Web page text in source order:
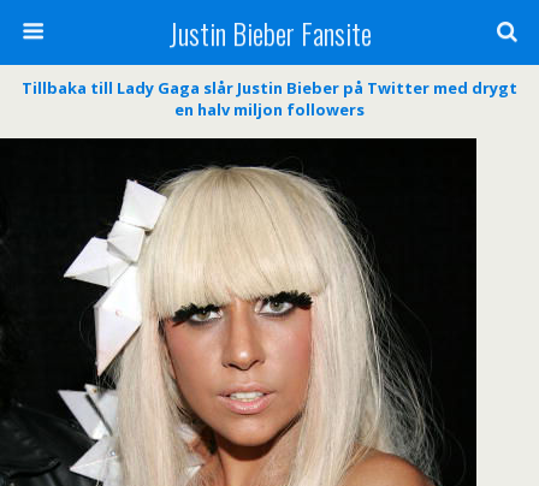
Justin Bieber Fansite
Tillbaka till Lady Gaga slår Justin Bieber på Twitter med drygt
en halv miljon followers